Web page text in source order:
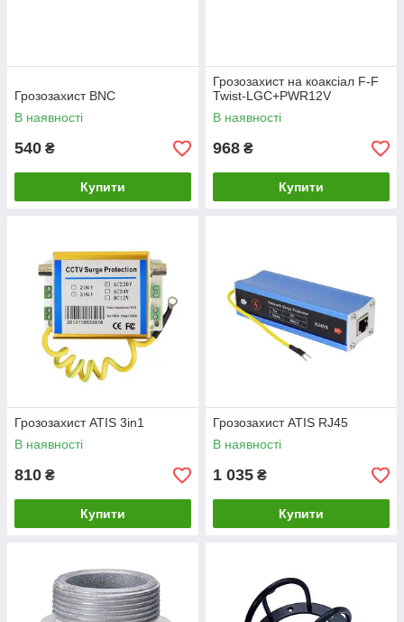
Грозозахист BNC
В наявності
540 ₴
Купити
Грозозахист на коаксіал F-F
Twist-LGC+PWR12V
В наявності
968 ₴
Купити
Грозозахист ATIS 3in1
В наявності
810 ₴
Купити
Грозозахист ATIS RJ45
В наявності
1 035 ₴
Купити